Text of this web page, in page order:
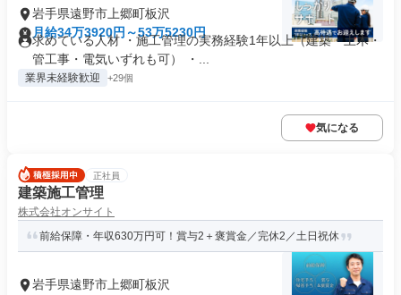
岩手県遠野市上郷町板沢
月給34万3920円～53万5230円
求めている人材 ・施工管理の実務経験1年以上（建築・土木・
管工事・電気いずれも可） ・...
業界未経験歓迎 +29個
気になる
正社員
建築施工管理
株式会社オンサイト
前給保障・年収630万円可！賞与2＋褒賞金／完休2／土日祝休
岩手県遠野市上郷町板沢